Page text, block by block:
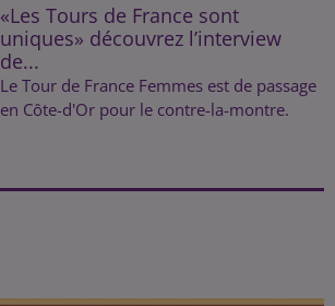
«Les Tours de France sont
uniques» découvrez l’interview
de...
Le Tour de France Femmes est de passage
en Côte-d'Or pour le contre-la-montre.